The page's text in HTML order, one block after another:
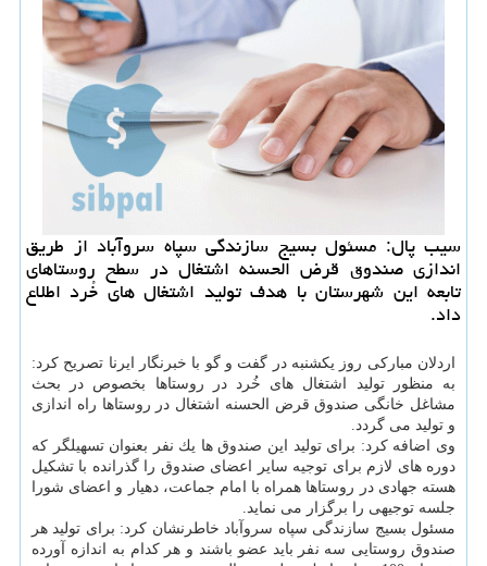
سیب پال: مسئول بسیج سازندگی سپاه سروآباد از طریق
اندازی صندوق قرض الحسنه اشتغال در سطح روستاهای
تابعه این شهرستان با هدف تولید اشتغال های خُرد اطلاع
داد.
اردلان مباركی روز یكشنبه در گفت و گو با خبرنگار ایرنا تصریح كرد:
به منظور تولید اشتغال های خُرد در روستاها بخصوص در بحث
مشاغل خانگی صندوق قرض الحسنه اشتغال در روستاها راه اندازی
و تولید می گردد.
وی اضافه كرد: برای تولید این صندوق ها یك نفر بعنوان تسهیلگر كه
دوره های لازم برای توجیه سایر اعضای صندوق را گذرانده با تشكیل
هسته جهادی در روستاها همراه با امام جماعت، دهیار و اعضای شورا
جلسه توجیهی را برگزار می نماید.
مسئول بسیج سازندگی سپاه سروآباد خاطرنشان كرد: برای تولید هر
صندوق روستایی سه نفر باید عضو باشند و هر كدام به اندازه آورده